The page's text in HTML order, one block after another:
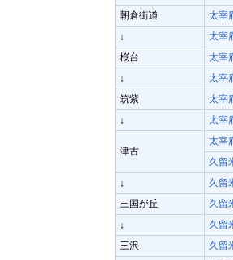
朝倉街道
太宰
↓
太宰
桜台
太宰
↓
太宰
筑紫
太宰
↓ 太宰
津古
太宰
久留
↓
久留
三国が丘
久留
↓
久留
三沢
久留